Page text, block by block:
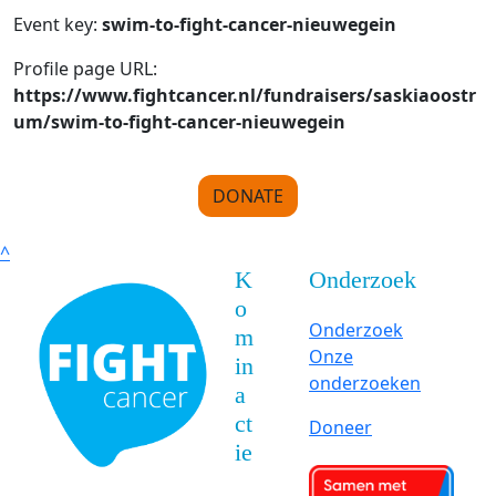
Event key: swim-to-fight-cancer-nieuwegein
Profile page URL:
https://www.fightcancer.nl/fundraisers/saskiaoostr
um/swim-to-fight-cancer-nieuwegein
DONATE
^
K
o
m
in
a
ct
ie
Onderzoek
Onderzoek
Onze
onderzoeken
Doneer